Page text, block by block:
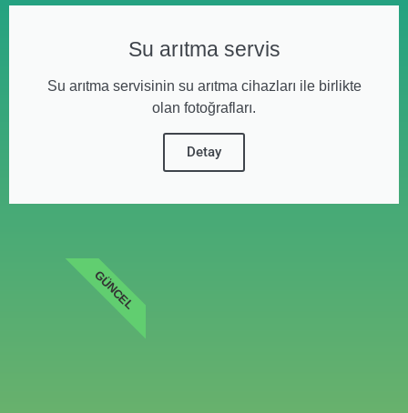
Su arıtma servis
Su arıtma servisinin su arıtma cihazları ile birlikte
olan fotoğrafları.
Detay
GÜNCEL